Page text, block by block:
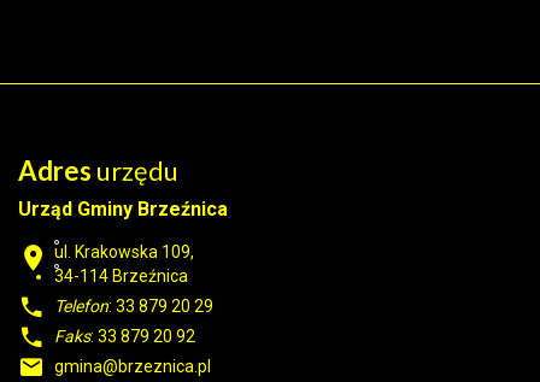
Adres urzędu
Urząd Gminy Brzeźnica
ul. Krakowska 109,
34-114 Brzeźnica
Telefon: 33 879 20 29
Faks: 33 879 20 92
gmina@brzeznica.pl